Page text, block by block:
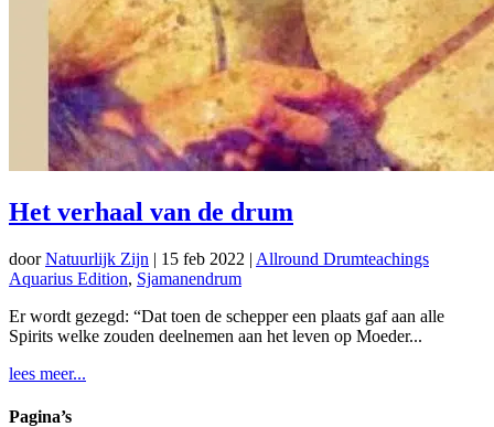
Het verhaal van de drum
doorNatuurlijk Zijn | 15 feb 2022 | Allround Drumteachings
Aquarius Edition, Sjamanendrum
Er wordt gezegd: “Dat toen de schepper een plaats gaf aan alle
Spirits welke zouden deelnemen aan het leven op Moeder...
lees meer...
Pagina’s